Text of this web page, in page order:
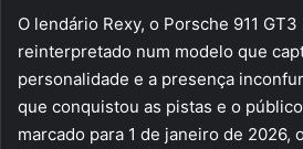
O lendário Rexy, o Porsche 911 GT3
reinterpretado num modelo que
personalidade e a presença
que conquistou as pistas e o
marcado para 1 de janeiro de 2026,